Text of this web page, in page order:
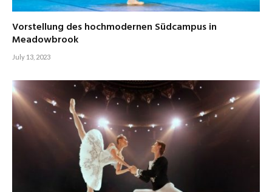
Vorstellung des hochmodernen Südcampus in
Meadowbrook
July 13, 2023